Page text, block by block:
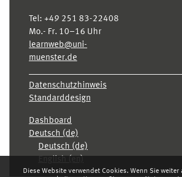
Diese Website verwendet Cookies. Wenn Sie
Tel: +49 251 83-22408
Mo.- Fr. 10–16 Uhr
learnweb@uni-
muenster.de
Datenschutzhinweis
Standarddesign
Dashboard
Deutsch ‎(de)‎
Deutsch ‎(de)‎